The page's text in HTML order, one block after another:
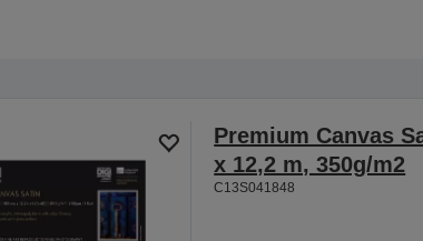
Premium Canvas
x 12,2 m, 350g/m2
C13S041848